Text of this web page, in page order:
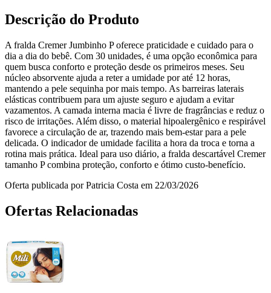
Descrição do Produto
A fralda Cremer Jumbinho P oferece praticidade e cuidado para o
dia a dia do bebê. Com 30 unidades, é uma opção econômica para
quem busca conforto e proteção desde os primeiros meses. Seu
núcleo absorvente ajuda a reter a umidade por até 12 horas,
mantendo a pele sequinha por mais tempo. As barreiras laterais
elásticas contribuem para um ajuste seguro e ajudam a evitar
vazamentos. A camada interna macia é livre de fragrâncias e reduz o
risco de irritações. Além disso, o material hipoalergênico e respirável
favorece a circulação de ar, trazendo mais bem-estar para a pele
delicada. O indicador de umidade facilita a hora da troca e torna a
rotina mais prática. Ideal para uso diário, a fralda descartável Cremer
tamanho P combina proteção, conforto e ótimo custo-benefício.
Oferta publicada por Patricia Costa em 22/03/2026
Ofertas Relacionadas